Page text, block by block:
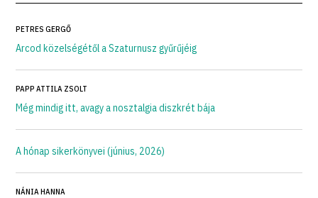
PETRES GERGŐ
Arcod közelségétől a Szaturnusz gyűrűjéig
PAPP ATTILA ZSOLT
Még mindig itt, avagy a nosztalgia diszkrét bája
A hónap sikerkönyvei (június, 2026)
NÁNIA HANNA